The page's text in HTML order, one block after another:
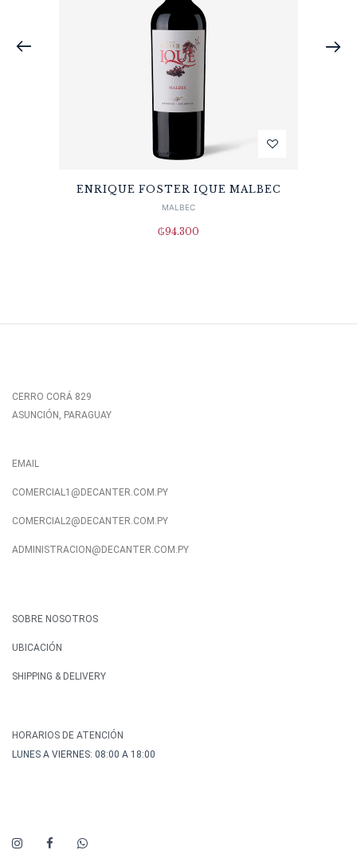
ENRIQUE FOSTER IQUE MALBEC
MALBEC
₲94.300
CERRO CORÁ 829
ASUNCIÓN, PARAGUAY
EMAIL
COMERCIAL1@DECANTER.COM.PY
COMERCIAL2@DECANTER.COM.PY
ADMINISTRACION@DECANTER.COM.PY
SOBRE NOSOTROS
UBICACIÓN
SHIPPING & DELIVERY
HORARIOS DE ATENCIÓN
LUNES A VIERNES: 08:00 A 18:00